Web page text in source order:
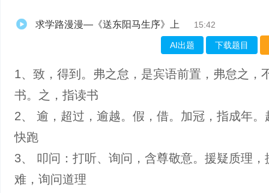
求学路漫漫—《送东阳马生序》上 15:42
AI出题 下载题目
1、致，得到。弗之怠，是宾语前置，弗怠之，
书。之，指读书
2、 逾，超过，逾越。假，借。加冠，指成年。
快跑
3、 叩问：打听、询问，含尊敬意。援疑质理，
难，询问道理